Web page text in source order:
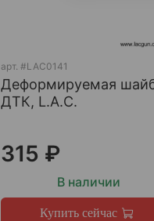
арт.#LAC0141
Деформируемая
ДТК, L.A.C.
315 ₽
В наличии
Купить сейчас